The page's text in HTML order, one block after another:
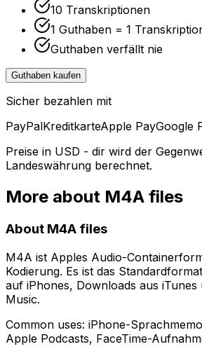
10 Transkriptionen
1 Guthaben = 1
Guthaben verfällt nie
Guthaben kaufen
Sicher bezahlen mit
PayPalKreditkarteApple PayGoogle
Preise in USD - dir wird der
Landeswährung berechnet.
More about M4A files
About M4A files
M4A ist Apples Audio-
Kodierung. Es ist das
auf iPhones, Downloads aus
Music.
Common uses: iPhone-
Apple Podcasts, FaceTime-